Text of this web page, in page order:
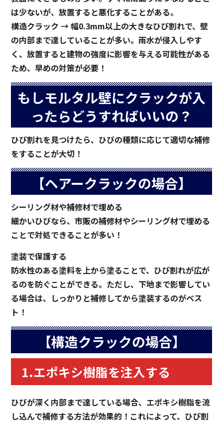
は少ないが、放置すると悪化することがある。
構造クラック → 幅0.3mm以上の大きなひび割れで、壁
の内部まで達していることが多い。雨水が侵入しやす
く、放置すると建物の強度に影響を与える可能性がある
ため、早めの対策が必要！
もしモルタル壁にクラックが入
ったらどうすればいいの？
ひび割れを見つけたら、ひびの種類に応じて適切な補修
をすることが大切！
【ヘアークラックの場合】
シーリング材や補修材で埋める
細かいひびなら、市販の補修材やシーリング材で埋める
ことで対処できることが多い！
塗装で保護する
防水性のある塗料を上から塗ることで、ひび割れが広が
るのを防ぐことができる。ただし、下地まで影響してい
る場合は、しっかりと補修してから塗装するのがベス
ト！
【構造クラックの場合】
1.エポキシ樹脂を注入する
ひびが深く内部まで達している場合、エポキシ樹脂を流
し込んで補修する方法が効果的！これによって、ひび割